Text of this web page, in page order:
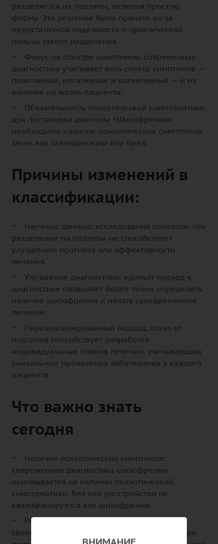
разделяется на подтипы, включая простую
форму. Это решение было принято из-за
недостаточной надежности и практической
пользы такого разделения.
Фокус на спектре симптомов: современная
диагностика учитывает весь спектр симптомов —
позитивные, негативные и когнитивные — и их
влияние на жизнь пациента.
Обязательность психотической симптоматики:
для постановки диагноза «Шизофрения»
необходимо наличие психотических симптомов,
таких как галлюцинации или бред.
Причины изменений в
классификации:
Научные данные: исследования показали, что
разделение на подтипы не способствует
улучшению прогноза или эффективности
лечения.
Улучшение диагностики: единый подход к
диагностике позволяет более точно определить
наличие шизофрении и начать своевременное
лечение.
Персонализированный подход: отказ от
подтипов способствует разработке
индивидуальных планов лечения, учитывающих
уникальные проявления заболевания у каждого
пациента.
Что важно знать
сегодня
Наличие психотических симптомов:
современная диагностика шизофрении
основывается на наличии психотической
симптоматики. Без нее расстройство не
квалифицируется как шизофрения.
Ранняя диагностика и лечение:
своевременное обращение к специалисту при